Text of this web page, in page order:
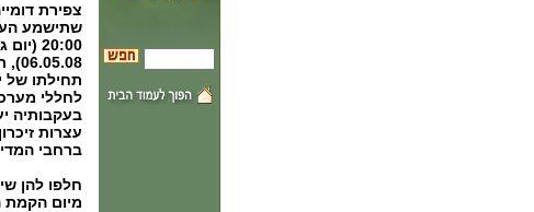
צפירת
שתישמע
20:00 (יום
תחילתו של
לחללי
בעקבותיה
עצרות
ברחבי
חלפו להן
מיום הקמת